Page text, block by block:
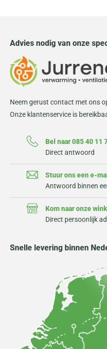
Advies nodig van onze
Neem gerust contact met ons
Onze klantenservice is
Bel naar 085 40 11
Direct antwoord
Stuur ons een e-
Antwoord binnen
Kom naar onze
Direct persoonlijk
Snelle levering binnen